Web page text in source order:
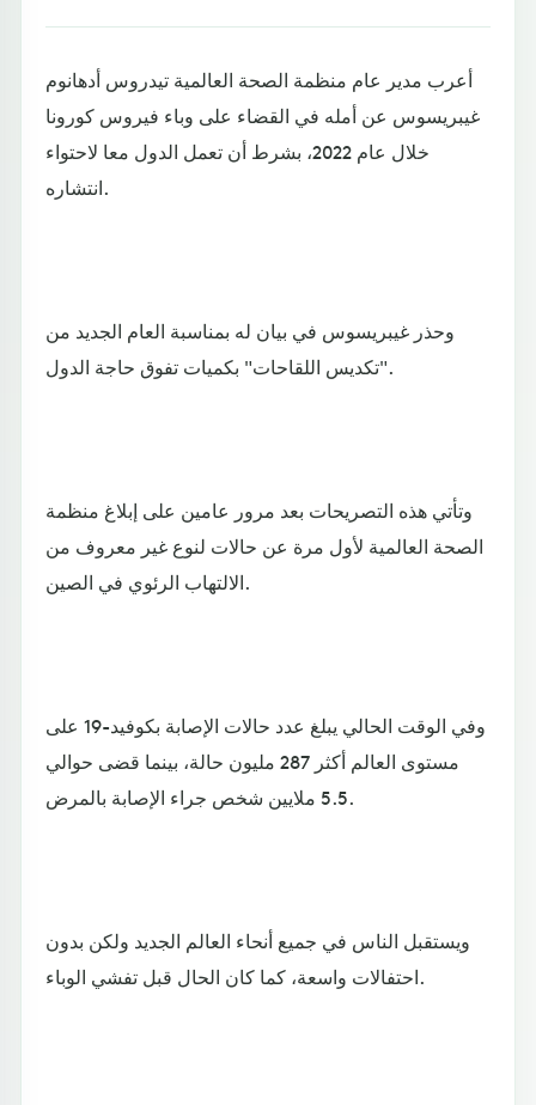
أعرب مدير عام منظمة الصحة العالمية تيدروس أدهانوم
غيبريسوس عن أمله في القضاء على وباء فيروس كورونا
خلال عام 2022، بشرط أن تعمل الدول معا لاحتواء
انتشاره.
وحذر غيبريسوس في بيان له بمناسبة العام الجديد من
"تكديس اللقاحات" بكميات تفوق حاجة الدول.
وتأتي هذه التصريحات بعد مرور عامين على إبلاغ منظمة
الصحة العالمية لأول مرة عن حالات لنوع غير معروف من
الالتهاب الرئوي في الصين.
وفي الوقت الحالي يبلغ عدد حالات الإصابة بكوفيد-19 على
مستوى العالم أكثر 287 مليون حالة، بينما قضى حوالي
5.5 ملايين شخص جراء الإصابة بالمرض.
ويستقبل الناس في جميع أنحاء العالم الجديد ولكن بدون
احتفالات واسعة، كما كان الحال قبل تفشي الوباء.